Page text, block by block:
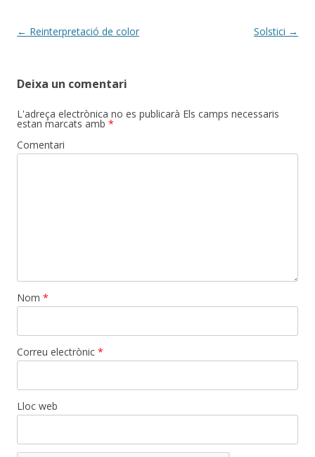
Post
← Reinterpretació de color Solstici →
Deixa un comentari
L'adreça electrònica no es publicarà Els camps necessaris
estan marcats amb *
Comentari
Nom *
Correu electrònic *
Lloc web